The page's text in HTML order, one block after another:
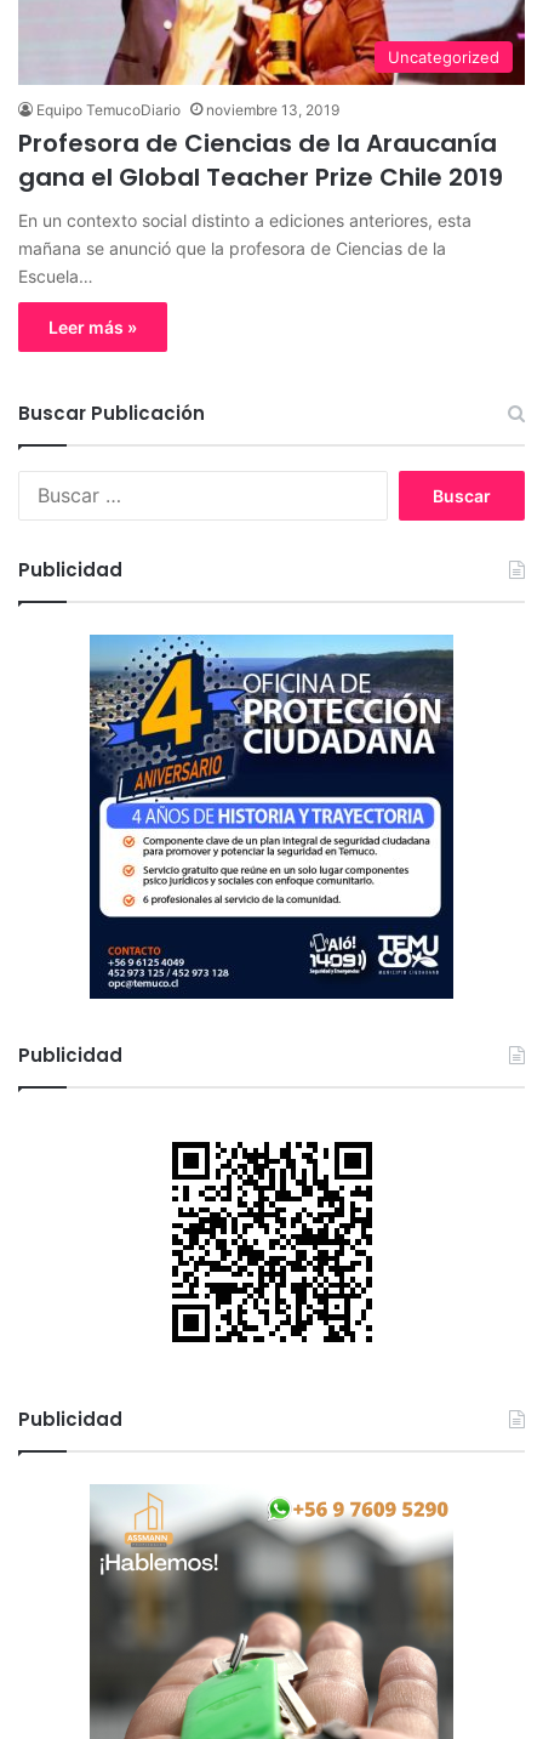
Uncategorized
Equipo TemucoDiario noviembre 13, 2019
Profesora de Ciencias de la Araucanía
gana el Global Teacher Prize Chile 2019
En un contexto social distinto a ediciones anteriores, esta
mañana se anunció que la profesora de Ciencias de la
Escuela…
Leer más »
Buscar Publicación
:
Publicidad
Publicidad
Publicidad